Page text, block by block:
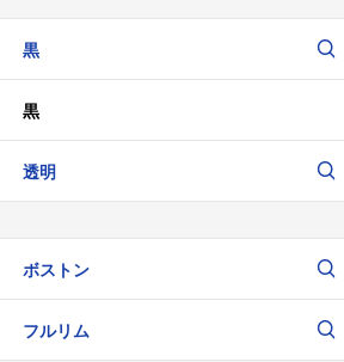
黒
黒
透明
ボストン
フルリム